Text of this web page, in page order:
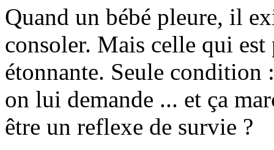
Quand un bébé pleure, il
consoler. Mais celle qui est
étonnante. Seule
on lui demande ... et ça
être un reflexe de survie ?